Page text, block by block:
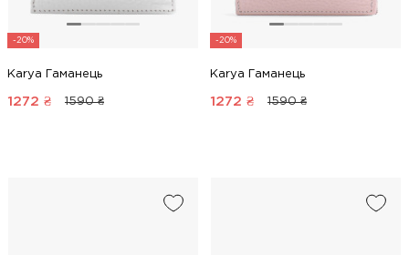
-20%
Karya Гаманець
1272 ₴ 1590 ₴
-20%
Karya Гаманець
1272 ₴ 1590 ₴